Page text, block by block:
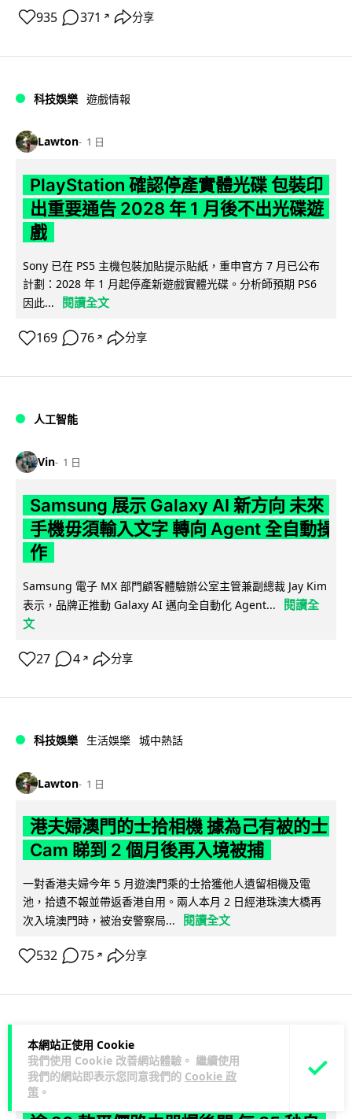
本網站正使用 Cookie
我們使用 Cookie 改善網站體驗。 繼續使用
我們的網站即表示您同意我們的 Cookie 政
策 。
935 371 ↗ 分享
科技娛樂 遊戲情報
Lawton 1 日
PlayStation 確認停產實體光碟 包裝印
出重要通告 2028 年 1 月後不出光碟遊
戲
Sony 已在 PS5 主機包裝加貼提示貼紙，重申官方 7 月已公布
計劃：2028 年 1 月起停產新遊戲實體光碟。分析師預期 PS6
因此...
閱讀全文
169 76 ↗ 分享
人工智能
Vin 1 日
Samsung 展示 Galaxy AI 新方向 未來
手機毋須輸入文字 轉向 Agent 全自動操
作
Samsung 電子 MX 部門顧客體驗辦公室主管兼副總裁 Jay Kim
表示，品牌正推動 Galaxy AI 邁向全自動化 Agent...
閱讀全
文
27 4 ↗ 分享
科技娛樂 生活娛樂 城中熱話
Lawton 1 日
港夫婦澳門的士拾相機 據為己有被的士
Cam 睇到 2 個月後再入境被捕
一對香港夫婦今年 5 月遊澳門乘的士拾獲他人遺留相機及電
池，拾遺不報並帶返香港自用。兩人本月 2 日經港珠澳大橋再
次入境澳門時，被治安警察局...
閱讀全文
532 75 ↗ 分享
3C科技 家居無線
Vin 1 日